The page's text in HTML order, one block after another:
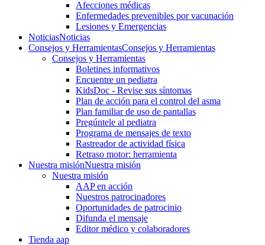
Afecciones médicas
Enfermedades prevenibles por vacunación
Lesiones y Emergencias
NoticiasNoticias
Consejos y HerramientasConsejos y Herramientas
Consejos y Herramientas
Boletines informativos
Encuentre un pediatra
KidsDoc - Revise sus síntomas
Plan de acción para el control del asma
Plan familiar de uso de pantallas
Pregúntele al pediatra
Programa de mensajes de texto
Rastre​​ador de activida​d física
Retraso motor: herramienta
Nuestra misiónNuestra misión
Nuestra misión
AAP en acción
Nuestros patrocinadores
Oportunidades de patrocinio
Difunda el mensaje
Editor médico y colaboradores
Tienda aap